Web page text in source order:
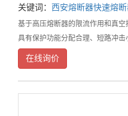
关键词： 西安熔断器快速熔
基于高压熔断器的限流作用和真
具有保护功能分配合理、短路冲
合于3~10kV电压等级的中小型负
在火力发电厂中的应用比较广泛。
在线询价